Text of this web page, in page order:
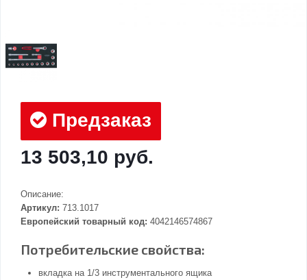
Предзаказ
13 503,10 руб.
Описание:
Артикул: 713.1017
Европейский товарный код: 4042146574867
Потребительские свойства:
вкладка на 1/3 инструментального ящика